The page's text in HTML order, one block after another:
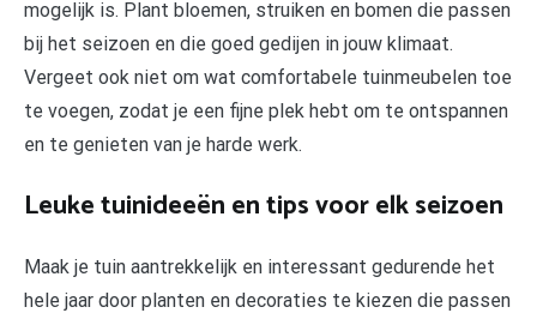
mogelijk is. Plant bloemen, struiken en bomen die passen
bij het seizoen en die goed gedijen in jouw klimaat.
Vergeet ook niet om wat comfortabele tuinmeubelen toe
te voegen, zodat je een fijne plek hebt om te ontspannen
en te genieten van je harde werk.
Leuke tuinideeën en tips voor elk seizoen
Maak je tuin aantrekkelijk en interessant gedurende het
hele jaar door planten en decoraties te kiezen die passen